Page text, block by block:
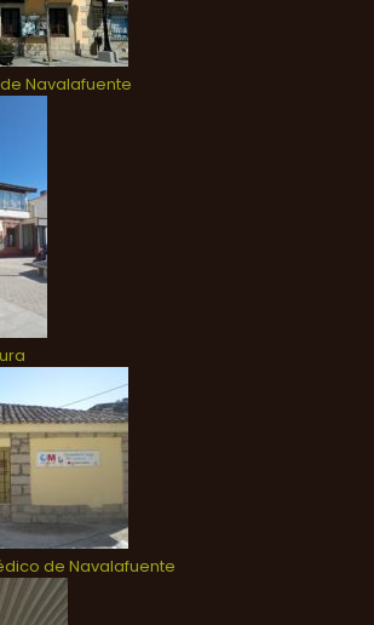
Navalafuente
de Navalafuente